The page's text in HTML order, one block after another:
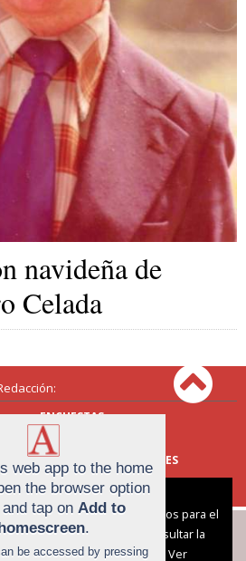
navideña de
Celada
ENCUESTAS
PUBLICIDAD
FOTOS DE LOS LECTORES
web app to the home
the browser option
tap on Add to
.
be accessed by pressing
el Uso de cookies:
cookies nuestras y de terceros para el
del digital. Puedes consultar la
y como desconectarlas.
Ver